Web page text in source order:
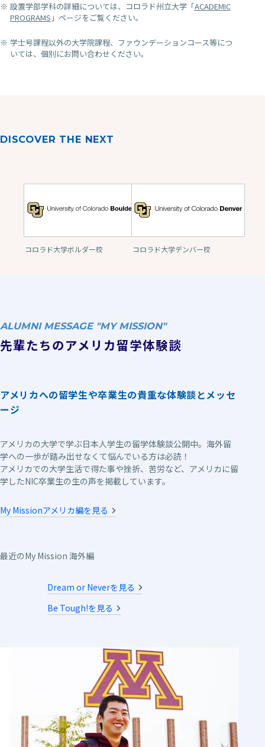
設置学部学科の詳細については、コロラド州立大学「ACADEMIC
PROGRAMS 」ページをご覧ください。
学士号課程以外の大学院課程、ファウンデーションコース等につ
いては、個別にお問い合わせください。
DISCOVER THE NEXT
コロラド大学ボルダー校 コロラド大学デンバー校
ALUMNI MESSAGE "MY MISSION"
先輩たちのアメリカ留学体験談
アメリカへの留学生や卒業生の貴重な体験談とメッセ
ージ
アメリカの大学で学ぶ日本人学生の留学体験談公開中。海外留
学への一歩が踏み出せなくて悩んでいる方は必読！
アメリカでの大学生活で得た事や挫折、苦労など、アメリカに留
学したNIC卒業生の生の声を掲載しています。
My Missionアメリカ編を見る
最近のMy Mission 海外編
Dream or Neverを見る
Be Tough!を見る